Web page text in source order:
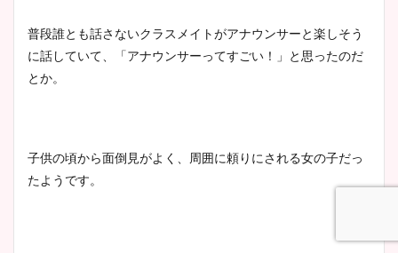
普段誰とも話さないクラスメイトがアナウンサーと楽しそう
に話していて、「アナウンサーってすごい！」と思ったのだ
とか。
子供の頃から面倒見がよく、周囲に頼りにされる女の子だっ
たようです。